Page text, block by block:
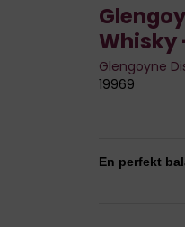
Whisky
Glengoyne
19969
En perfekt